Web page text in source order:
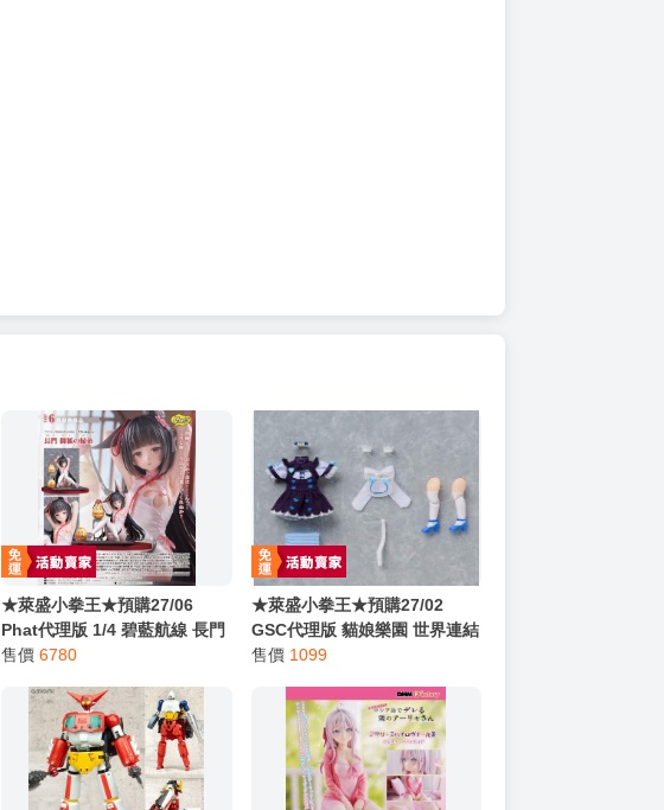
★萊盛小拳王★預購27/06
Phat代理版 1/4 碧藍航線 長門
神子的牽心結緣 0816
售價 6780
★萊盛小拳王★預購27/02
GSC代理版 貓娘樂園 世界連結
黏土娃 服裝套組 香草 0816
售價 1099